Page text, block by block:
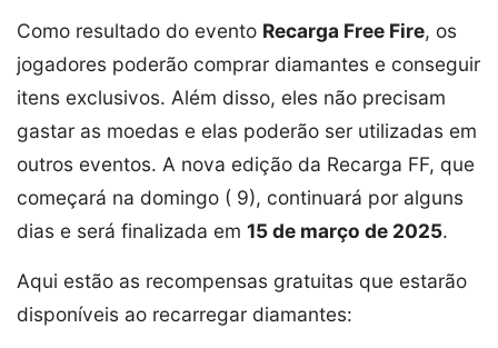
Como resultado do evento Recarga Free Fire, os
jogadores poderão comprar diamantes e conseguir
itens exclusivos. Além disso, eles não precisam
gastar as moedas e elas poderão ser utilizadas em
outros eventos. A nova edição da Recarga FF, que
começará na domingo ( 9), continuará por alguns
dias e será finalizada em 15 de março de 2025.
Aqui estão as recompensas gratuitas que estarão
disponíveis ao recarregar diamantes: